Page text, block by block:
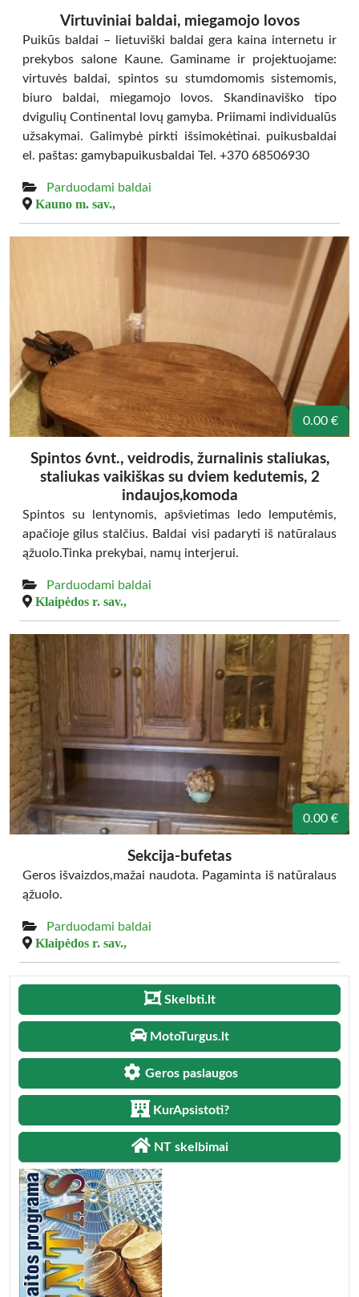
Virtuviniai baldai, miegamojo lovos
Puikūs baldai – lietuviški baldai gera kaina internetu ir
prekybos salone Kaune. Gaminame ir projektuojame:
virtuvės baldai, spintos su stumdomomis sistemomis,
biuro baldai, miegamojo lovos. Skandinaviško tipo
dvigulių Continental lovų gamyba. Priimami individualūs
užsakymai. Galimybė pirkti išsimokėtinai. puikusbaldai
el. paštas: gamybapuikusbaldai Tel. +370 68506930
Parduodami baldai
Kauno m. sav.,
0.00 €
Spintos 6vnt., veidrodis, žurnalinis staliukas,
staliukas vaikiškas su dviem kedutemis, 2
indaujos,komoda
Spintos su lentynomis, apšvietimas ledo lemputėmis,
apačioje gilus stalčius. Baldai visi padaryti iš natūralaus
ąžuolo.Tinka prekybai, namų interjerui.
Parduodami baldai
Klaipėdos r. sav.,
0.00 €
Sekcija-bufetas
Geros išvaizdos,mažai naudota. Pagaminta iš natūralaus
ąžuolo.
Parduodami baldai
Klaipėdos r. sav.,
Skelbti.lt
MotoTurgus.lt
Geros paslaugos
KurApsistoti?
NT skelbimai